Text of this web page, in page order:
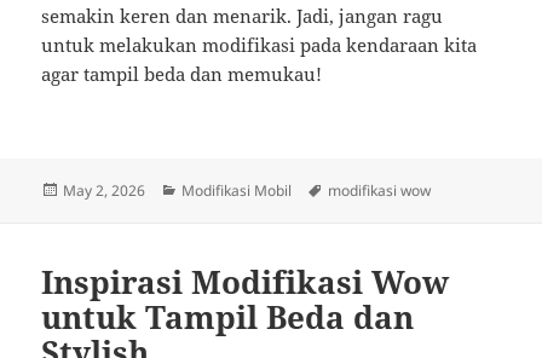
semakin keren dan menarik. Jadi, jangan ragu
untuk melakukan modifikasi pada kendaraan kita
agar tampil beda dan memukau!
Posted
May 2, 2026 Categories
Modifikasi Mobil Tags
modifikasi wow
Inspirasi Modifikasi Wow
untuk Tampil Beda dan